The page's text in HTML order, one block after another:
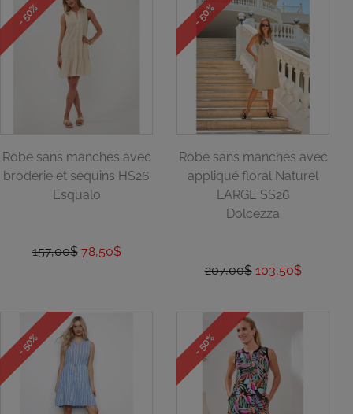
- 50%
Robe sans manches avec
broderie et sequins HS26
Esqualo
157,00$ 78,50$
- 50%
Robe sans manches avec
appliqué floral Naturel
LARGE SS26
Dolcezza
207,00$ 103,50$
- 50% - 50%